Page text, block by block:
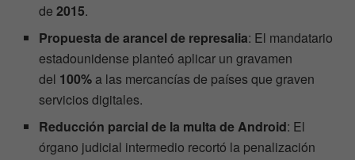
de2015.
Propuesta de arancel de represalia: El mandatario
estadounidense planteó aplicar un gravamen
del 100% a las mercancías de países que graven
servicios digitales.
Reducción parcial de la multa de Android: El
órgano judicial intermedio recortó la penalización